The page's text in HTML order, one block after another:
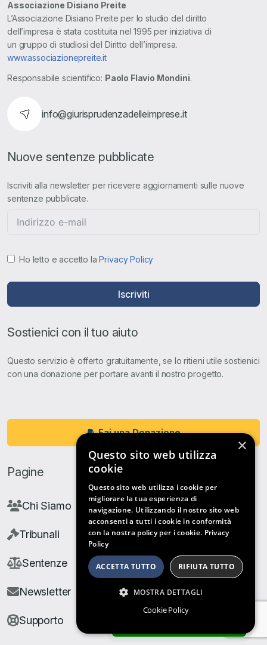
Associazione Disiano Preite
L’Associazione Disiano Preite per lo studio del diritto
dell’impresa è stata costituita nel 1995 per iniziativa di
un gruppo di studiosi del Diritto dell’impresa.
www.associazionepreite.it
Responsabile scientifico: Paolo Flavio Mondini.
info@giurisprudenzadelleimprese.it
Nuove sentenze pubblicate
Iscriviti alla newsletter per ricevere aggiornamenti sulle nuove
sentenze pubblicate.
Ho letto e accetto laPrivacy Policy
Iscriviti
Sostienici con il tuo aiuto
Questo servizio è offerto gratuitamente, se lo ritieni utile sostienici
con una donazione per portare avanti il nostro progetto.
Fai una Donazione
Pagine
Chi Siamo
Tribunali
Sentenze
Newsletter
Supporto
×
Questo sito web utilizza
cookie
Questo sito web utilizza i cookie per
migliorare la tua esperienza di
navigazione. Utilizzando il nostro sito web
acconsenti a tutti i cookie in conformità
con la nostra policy per i cookie. Privacy
Policy
ACCETTA TUTTO RIFIUTA TUTTO
MOSTRA DETTAGLI
Cookie Policy